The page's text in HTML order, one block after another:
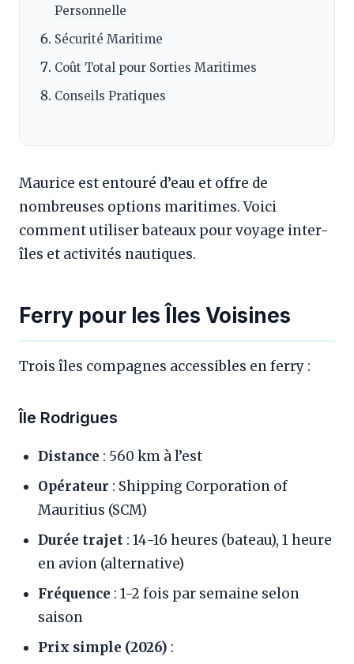
Personnelle
Sécurité Maritime
Coût Total pour Sorties Maritimes
Conseils Pratiques
Maurice est entouré d’eau et offre de
nombreuses options maritimes. Voici
comment utiliser bateaux pour voyage inter-
îles et activités nautiques.
Ferry pour les Îles Voisines
Trois îles compagnes accessibles en ferry :
Île Rodrigues
Distance : 560 km à l’est
Opérateur : Shipping Corporation of
Mauritius (SCM)
Durée trajet : 14-16 heures (bateau), 1 heure
en avion (alternative)
Fréquence : 1-2 fois par semaine selon
saison
Prix simple (2026) :